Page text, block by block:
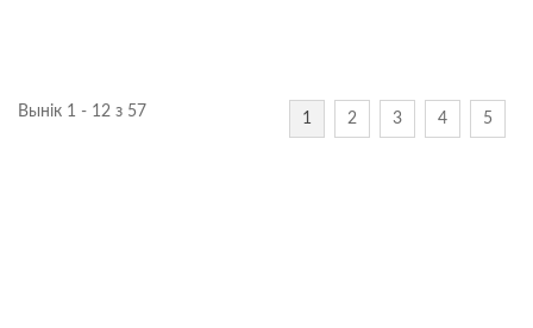
Вынік 1 - 12 з 57 1 2 3 4 5